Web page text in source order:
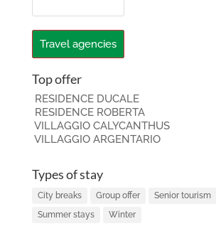
Travel agencies
Top offer
RESIDENCE DUCALE
RESIDENCE ROBERTA
VILLAGGIO CALYCANTHUS
VILLAGGIO ARGENTARIO
Types of stay
City breaks Group offer
Senior tourism
Summer stays
Winter